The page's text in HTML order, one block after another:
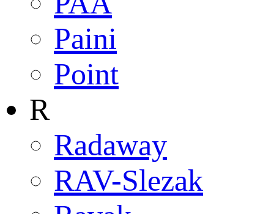
Paini
Point
R
Radaway
RAV-Slezak